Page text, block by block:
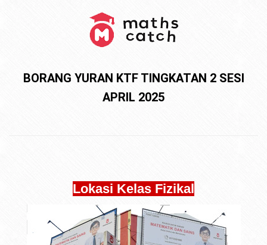
BORANG YURAN KTF TINGKATAN 2 SESI
APRIL 2025
Lokasi Kelas Fizikal